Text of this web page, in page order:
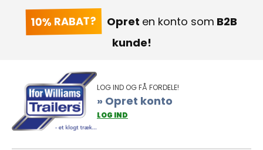
10% RABAT? Opret en konto som B2B
kunde!
LOG IND OG FÅ FORDELE!
» Opret konto
LOG IND